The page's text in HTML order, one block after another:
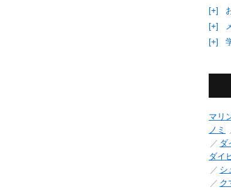
[+]
[+]
[+]
マリ
ノミ
ダ
ダイ
シ
ク